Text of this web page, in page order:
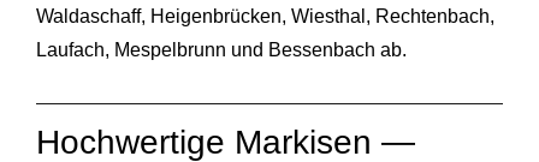
Waldaschaff, Heigenbrücken, Wiesthal, Rechtenbach,
Laufach, Mespelbrunn und Bessenbach ab.
Hochwertige Markisen —